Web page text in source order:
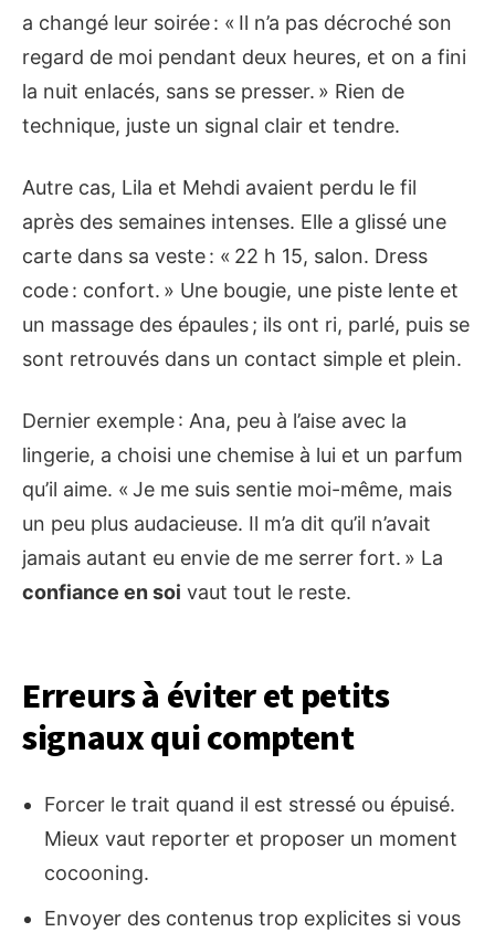
a changé leur soirée : « Il n’a pas décroché son
regard de moi pendant deux heures, et on a fini
la nuit enlacés, sans se presser. » Rien de
technique, juste un signal clair et tendre.
Autre cas, Lila et Mehdi avaient perdu le fil
après des semaines intenses. Elle a glissé une
carte dans sa veste : « 22 h 15, salon. Dress
code : confort. » Une bougie, une piste lente et
un massage des épaules ; ils ont ri, parlé, puis se
sont retrouvés dans un contact simple et plein.
Dernier exemple : Ana, peu à l’aise avec la
lingerie, a choisi une chemise à lui et un parfum
qu’il aime. « Je me suis sentie moi-même, mais
un peu plus audacieuse. Il m’a dit qu’il n’avait
jamais autant eu envie de me serrer fort. » La
confiance en soi vaut tout le reste.
Erreurs à éviter et petits
signaux qui comptent
Forcer le trait quand il est stressé ou épuisé.
Mieux vaut reporter et proposer un moment
cocooning.
Envoyer des contenus trop explicites si vous